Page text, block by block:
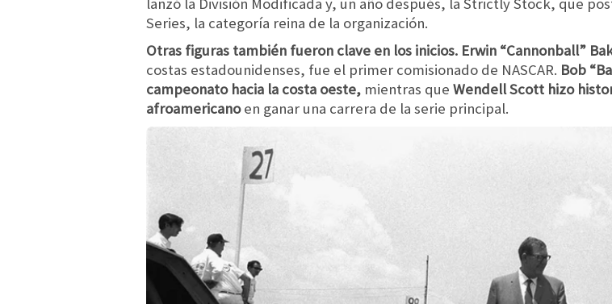
lanzó la División Modificada y, un año después, la Strictly Stock, que
Series, la categoría reina de la organización.
Otras figuras también fueron clave en los inicios. Erwin “Cannonball”
costas estadounidenses, fue el primer comisionado de NASCAR. Bob
campeonato hacia la costa oeste, mientras que Wendell Scott hizo
afroamericanoen ganar una carrera de la serie principal.